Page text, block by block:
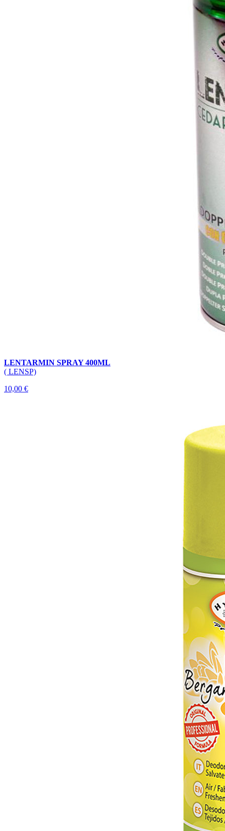
LENTARMIN SPRAY 400ML
( LENSP)
10,00 €